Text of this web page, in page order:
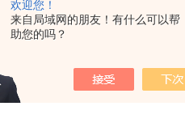
欢迎您！
来自局域网的朋友！有什么可以帮
助您的吗？